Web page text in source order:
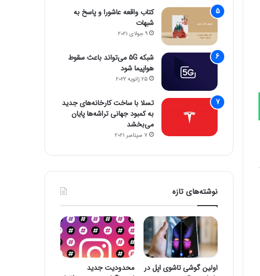
کتاب واقعه عاشورا و پاسخ به
شبهات
9 جولای 2021
شبکه 5G می‌تواند باعث سقوط
هواپیما شود
25 ژانویه 2022
تسلا با ساخت کارخانه‌های جدید
به کمبود جهانی تراشه‌ها پایان
می‌بخشد
7 سپتامبر 2021
نوشته‌های تازه
اولین گوشی تاشوی اپل در
محدودیت جدید